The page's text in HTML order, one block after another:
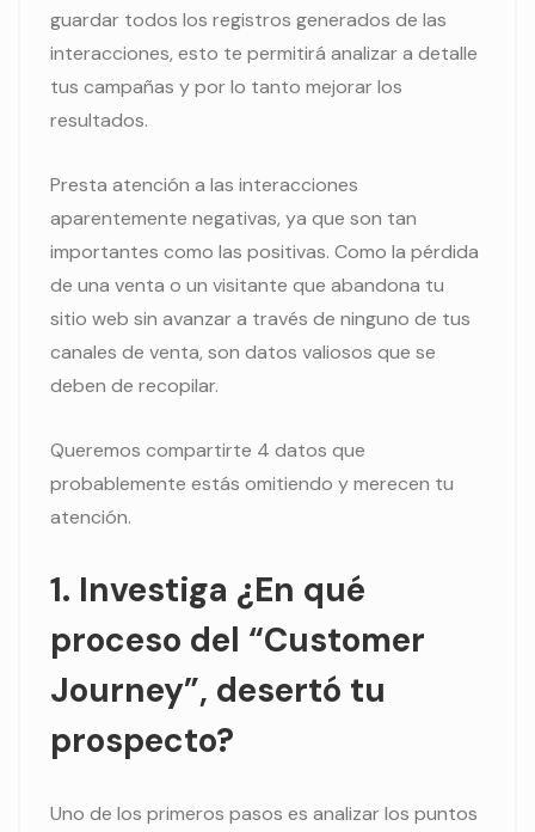
guardar todos los registros generados de las
interacciones, esto te permitirá analizar a detalle
tus campañas y por lo tanto mejorar los
resultados.
Presta atención a las interacciones
aparentemente negativas, ya que son tan
importantes como las positivas. Como la pérdida
de una venta o un visitante que abandona tu
sitio web sin avanzar a través de ninguno de tus
canales de venta, son datos valiosos que se
deben de recopilar.
Queremos compartirte 4 datos que
probablemente estás omitiendo y merecen tu
atención.
1. Investiga ¿En qué
proceso del “Customer
Journey”, desertó tu
prospecto?
Uno de los primeros pasos es analizar los puntos